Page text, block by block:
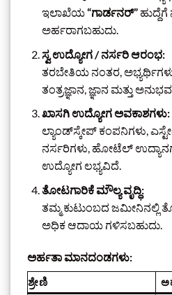
ಇಲಾಖೆಯ“ಗಾರ್ಡನರ್”
ಅರ್ಹರಾಗಬಹುದು.
ಸ್ವ ಉದ್ಯೋಗ / ನರ್ಸರಿ ಆರಂಭ:
ತರಬೇತಿಯ ನಂತರ,
ತಂತ್ರಜ್ಞಾನ, ಜ್ಞಾನ ಮತ್ತು
ಖಾಸಗಿ ಉದ್ಯೋಗ ಅವಕಾಶಗಳು:
ಲ್ಯಾಂಡ್‌ಸ್ಕೇಪ್ ಕಂಪನಿಗಳು,
ನರ್ಸರಿಗಳು, ಹೋಟೆಲ್
ಉದ್ಯೋಗ ಲಭ್ಯವಿದೆ.
ತೋಟಗಾರಿಕೆ ಮೌಲ್ಯ ವೃದ್ಧಿ:
ತಮ್ಮ ಕುಟುಂಬದ ಜಮೀನಿನಲ್ಲಿ
ಅಧಿಕ ಆದಾಯ ಗಳಿಸಬಹುದು.
ಅರ್ಹತಾ ಮಾನದಂಡಗಳು:
ಶ್ರೇಣಿ